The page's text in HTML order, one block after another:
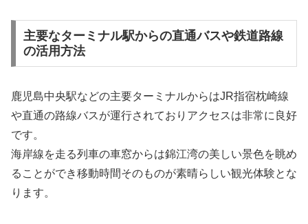
主要なターミナル駅からの直通バスや鉄道路線
の活用方法
鹿児島中央駅などの主要ターミナルからはJR指宿枕崎線
や直通の路線バスが運行されておりアクセスは非常に良好
です。
海岸線を走る列車の車窓からは錦江湾の美しい景色を眺め
ることができ移動時間そのものが素晴らしい観光体験とな
ります。